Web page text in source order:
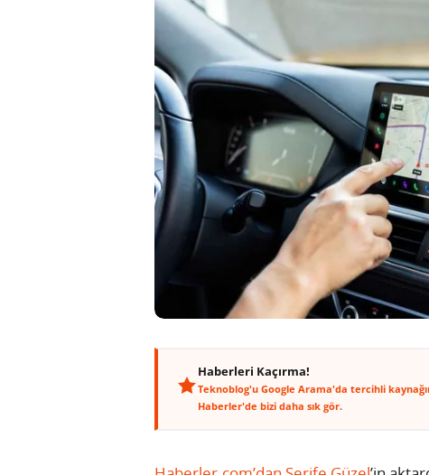
Haberleri Kaçırma!
Teknoblog'u Google Arama'da tercihli
Haberler'de bizi daha sık gör.